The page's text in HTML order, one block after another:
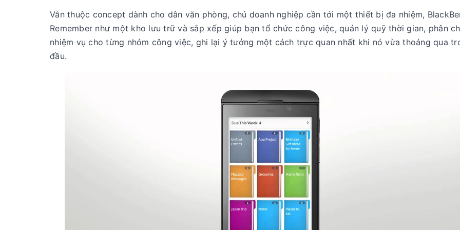
Vẫn thuộc concept dành cho dân văn phòng, chủ doanh nghiệp cần tới một thiết bị đa nhiệm,
Remember như một kho lưu trữ và sắp xếp giúp bạn tổ chức công việc, quản lý quỹ thời gian, phân
nhiệm vụ cho từng nhóm công việc, ghi lại ý tưởng một cách trực quan nhất khi nó vừa thoáng qua
đầu.